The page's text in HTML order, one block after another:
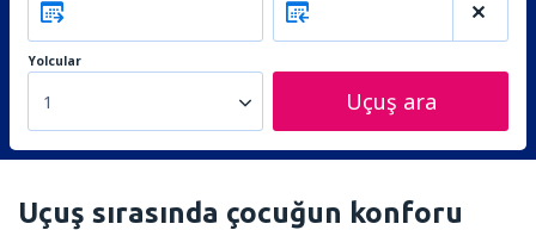
Yolcular
1 Uçuş ara
Uçuş sırasında çocuğun konforu